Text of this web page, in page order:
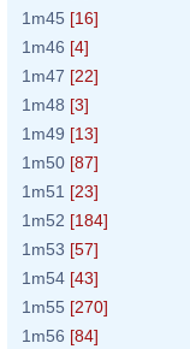
1m45 [16]
1m46 [4]
1m47 [22]
1m48 [3]
1m49 [13]
1m50 [87]
1m51 [23]
1m52 [184]
1m53 [57]
1m54 [43]
1m55 [270]
1m56 [84]